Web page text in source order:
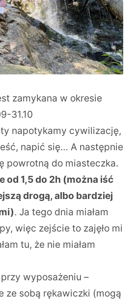
zamykana w okresie
31.10
napotykamy cywilizację,
napić się… A następnie
powrotną do miasteczka.
od 1,5 do 2h (można iść
drogą, albo bardziej
. Ja tego dnia miałam
więc zejście to zajęło mi
tu, że nie miałam
wyposażeniu –
ze sobą rękawiczki (mogą